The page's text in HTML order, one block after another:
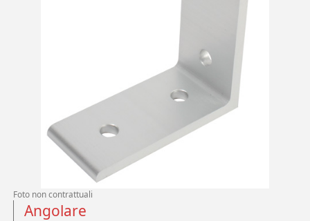
Foto non contrattuali
Angolare